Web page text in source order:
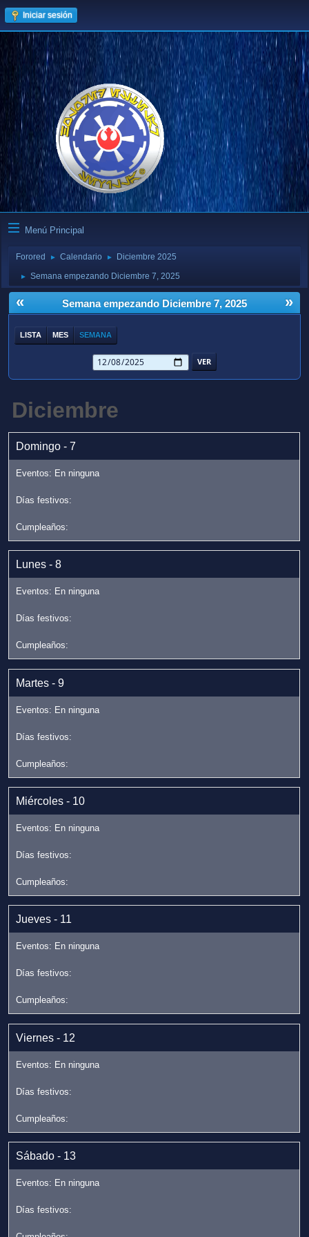
Iniciar sesión
Menú Principal
Forored ► Calendario ► Diciembre 2025
► Semana empezando Diciembre 7, 2025
« »
Semana empezando Diciembre 7, 2025
LISTA MES SEMANA
Diciembre
Domingo - 7
Lunes - 8
Martes - 9
Miércoles - 10
Jueves - 11
Viernes - 12
Sábado - 13